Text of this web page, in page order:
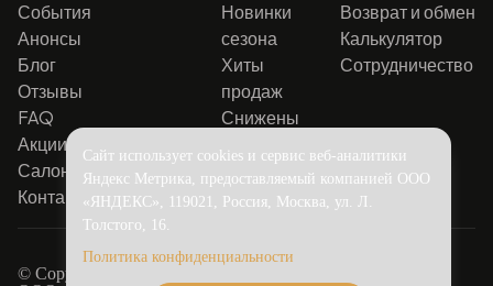
События
Анонсы
Блог
Отзывы
FAQ
Акции
Салоны
Контакты
Новинки
сезона
Хиты
продаж
Снижены
Возврат и обмен
Калькулятор
Сотрудничество
© Copyright 2016-2026.
Сайт использует cookies и сервис веб-аналитики
Яндекс Метрика, предоставляемый компанией ООО
«ЯНДЕКС», 119021, Россия, Москва, ул. Л.
Толстого, 16.
Политика конфиденциальности